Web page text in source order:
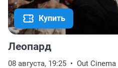
Купить
Леопард
08 августа, 19:25 Out Cinema